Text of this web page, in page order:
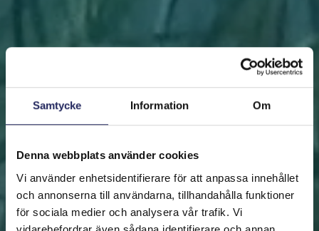
Samtycke Information Om
Denna webbplats använder cookies
Vi använder enhetsidentifierare för att anpassa innehållet
och annonserna till användarna, tillhandahålla funktioner
för sociala medier och analysera vår trafik. Vi